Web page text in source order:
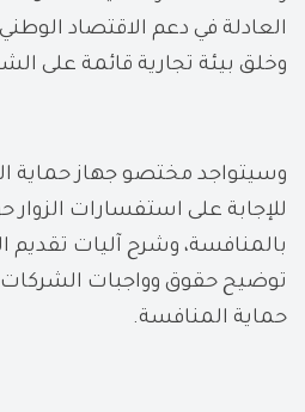
العادلة في دعم الاقتصاد
وخلق بيئة تجارية قائمة على
وسيتواجد مختصو جهاز حماية
للإجابة على استفسارات
بالمنافسة، وشرح آليات تقديم
توضيح حقوق وواجبات الشركات
حماية المنافسة.